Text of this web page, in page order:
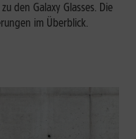
den Galaxy Glasses. Die
im Überblick.